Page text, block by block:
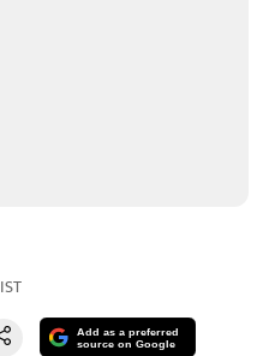
IST
Add as a preferred
source on Google